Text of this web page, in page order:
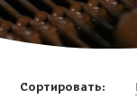
Сортировать: